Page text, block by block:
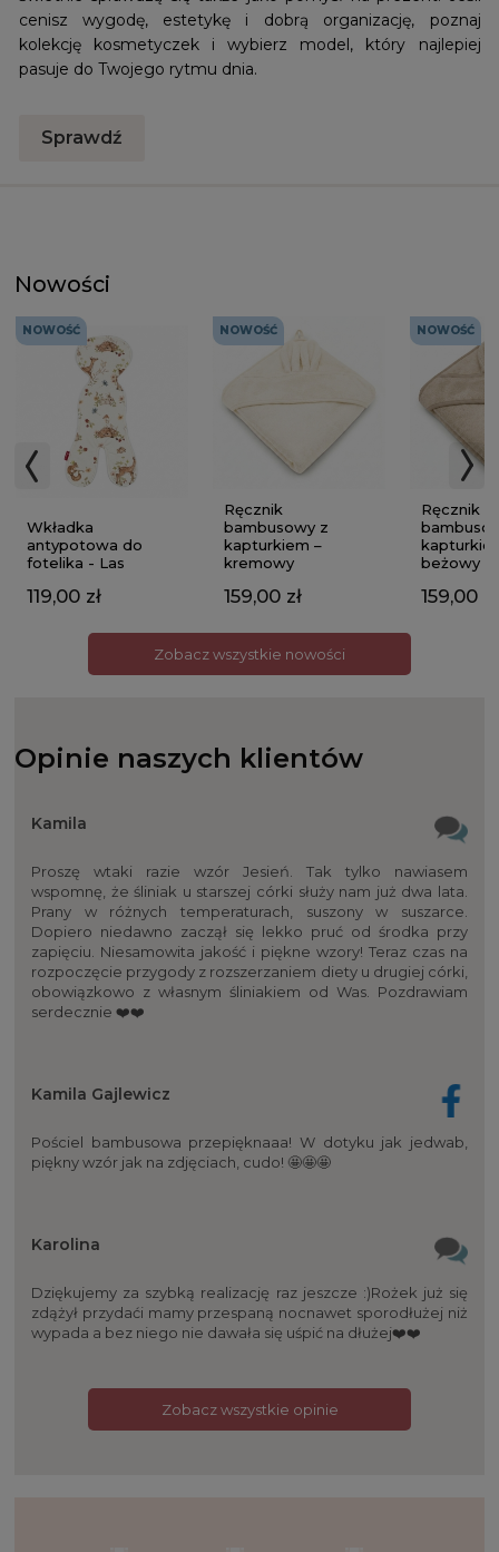
cenisz wygodę, estetykę i dobrą organizację, poznaj
kolekcję kosmetyczek i wybierz model, który najlepiej
pasuje do Twojego rytmu dnia.
Sprawdź
Nowości
NOWOŚĆ
Wkładka
antypotowa do
fotelika - Las
119,00 zł
NOWOŚĆ
Ręcznik
bambusowy z
kapturkiem –
kremowy
159,00 zł
NOWOŚĆ
Ręcznik
beżowy
159,00 zł
Zobacz wszystkie nowości
Opinie naszych klientów
Kamila
Proszę wtaki razie wzór Jesień. Tak tylko nawiasem
wspomnę, że śliniak u starszej córki służy nam już dwa lata.
Prany w różnych temperaturach, suszony w suszarce.
Dopiero niedawno zaczął się lekko pruć od środka przy
zapięciu. Niesamowita jakość i piękne wzory! Teraz czas na
rozpoczęcie przygody z rozszerzaniem diety u drugiej córki,
obowiązkowo z własnym śliniakiem od Was. Pozdrawiam
serdecznie ❤️❤️
Kamila Gajlewicz
Pościel bambusowa przepięknaaa! W dotyku jak jedwab,
piękny wzór jak na zdjęciach, cudo! 🤩🤩🤩
Karolina
Dziękujemy za szybką realizację raz jeszcze :)Rożek już się
zdążył przydaći mamy przespaną nocnawet sporodłużej niż
wypada a bez niego nie dawała się uśpić na dłużej❤️❤️
Zobacz wszystkie opinie